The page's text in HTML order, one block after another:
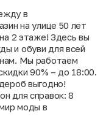
в
на улице 50 лет
2 этаже! Здесь вы
и обуви для всей
Мы работаем
90% – до 18:00.
выгодно!
для справок: 8
моды в